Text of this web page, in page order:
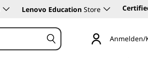
Lenovo Education Store
Anmelden/